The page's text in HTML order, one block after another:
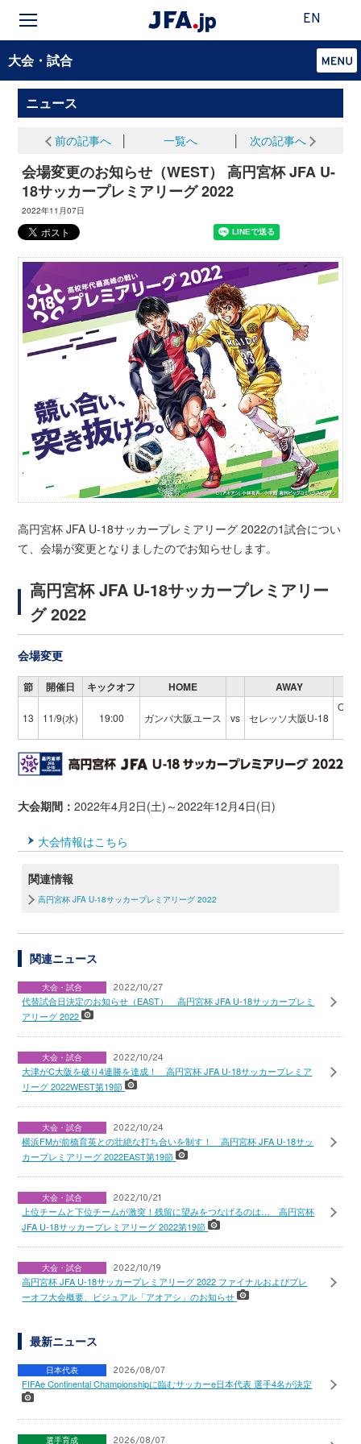
EN
大会・試合
ニュース
前の記事へ 一覧へ 次の記事へ
会場変更のお知らせ（WEST） 高円宮杯 JFA U-
18サッカープレミアリーグ 2022
2022年11月07日
高円宮杯 JFA U-18サッカープレミアリーグ 2022の1試合につい
て、会場が変更となりましたのでお知らせします。
高円宮杯 JFA U-18サッカープレミアリー
グ 2022
会場変更
節 開催日 キックオフ HOME AWAY
13 11/9(水) 19:00 ガンバ大阪ユース vs セレッソ大阪U-18
OFA
大会期間：2022年4月2日(土)～2022年12月4日(日)
大会情報はこちら
関連情報
高円宮杯 JFA U-18サッカープレミアリーグ 2022
関連ニュース
大会・試合 2022/10/27
代替試合日決定のお知らせ（EAST） 高円宮杯 JFA U-18サッカープレミ
アリーグ 2022
大会・試合 2022/10/24
大津がC大阪を破り4連勝を達成！ 高円宮杯 JFA U-18サッカープレミア
リーグ 2022WEST第19節
大会・試合 2022/10/24
横浜FMが前橋育英との壮絶な打ち合いを制す！ 高円宮杯 JFA U-18サッ
カープレミアリーグ 2022EAST第19節
大会・試合 2022/10/21
上位チームと下位チームが激突！残留に望みをつなげるのは… 高円宮杯
JFA U-18サッカープレミアリーグ 2022第19節
大会・試合 2022/10/19
高円宮杯 JFA U-18サッカープレミアリーグ 2022 ファイナルおよびプレ
ーオフ大会概要、ビジュアル「アオアシ」のお知らせ
最新ニュース
日本代表 2026/08/07
FIFAe Continental Championshipに臨むサッカーe日本代表 選手4名が決定
選手育成 2026/08/07